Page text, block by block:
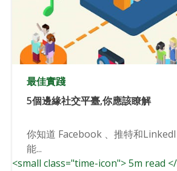
最佳實踐
5個邊緣社交平臺,你應該瞭解
你知道 Facebook 、推特和
能...
<small class="time-icon"> 5m read